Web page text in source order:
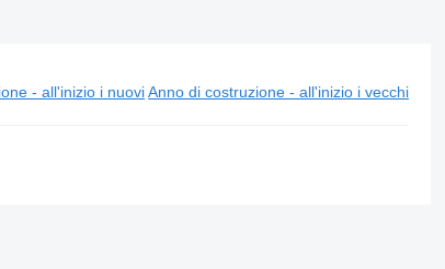
- all'inizio i nuovi Anno di costruzione - all'inizio i vecchi